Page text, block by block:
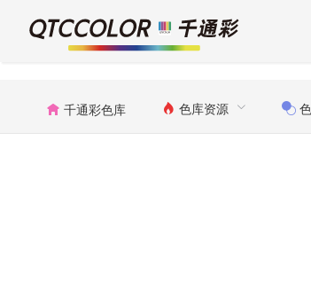
千通彩色库 色库资源